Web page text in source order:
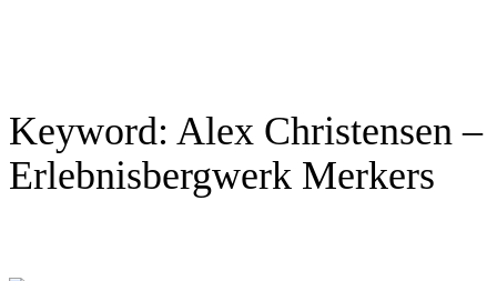
Keyword: Alex Christensen –
Erlebnisbergwerk Merkers